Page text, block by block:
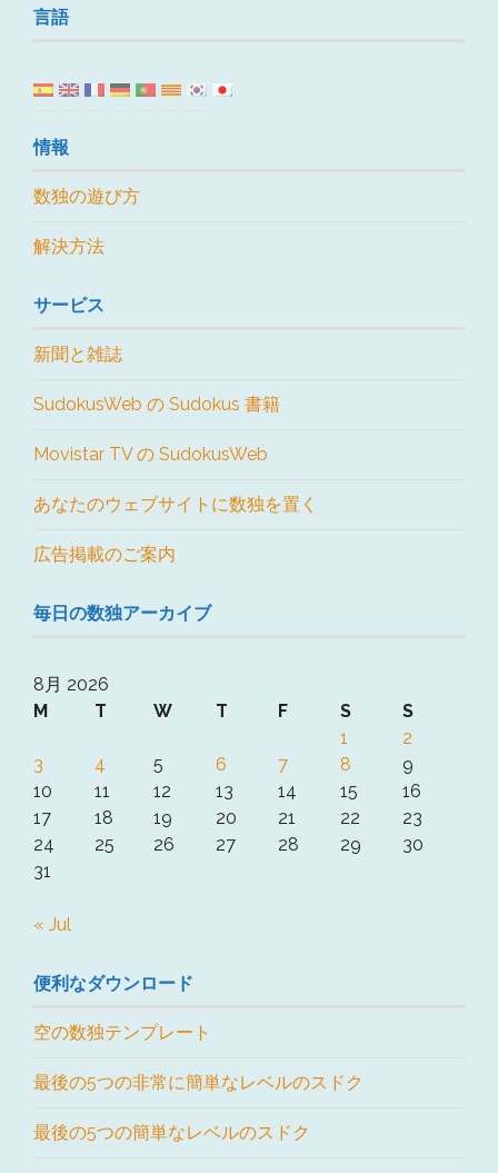
言語
情報
数独の遊び方
解決方法
サービス
新聞と雑誌
SudokusWeb の Sudokus 書籍
Movistar TV の SudokusWeb
あなたのウェブサイトに数独を置く
広告掲載のご案内
毎日の数独アーカイブ
8月 2026
M
T W T F S
S
1
2
3
4 5 6 7 8
9
10
11 12 13 14 15
16
17
18 19 20 21 22
23
24
25 26 27 28 29
30
31
« Jul
便利なダウンロード
空の数独テンプレート
最後の5つの非常に簡単なレベルのスドク
最後の5つの簡単なレベルのスドク